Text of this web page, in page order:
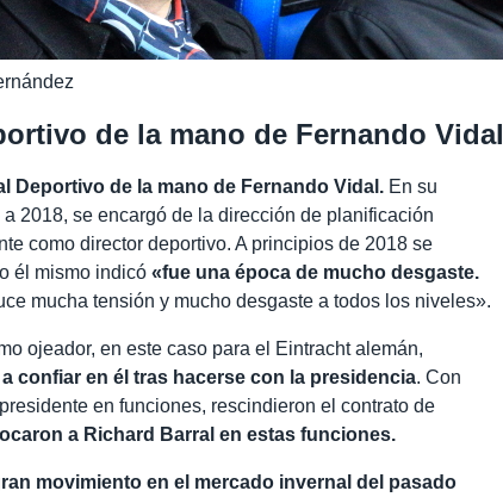
de la mano de Fernando Vidal
Deportivo de la mano de Fernando Vidal. En su
2018, se encargó de la dirección de planificación
como director deportivo. A principios de 2018 se
él mismo indicó«fue una época de mucho desgaste.
mucha tensión y mucho desgaste a todos los niveles».
ojeador, en este caso para el Eintracht alemán,
confiar en él tras hacerse con la presidencia. Con
en funciones, rescindieron el contrato de
a Richard Barral en estas funciones.
movimiento en el mercado invernal del pasado